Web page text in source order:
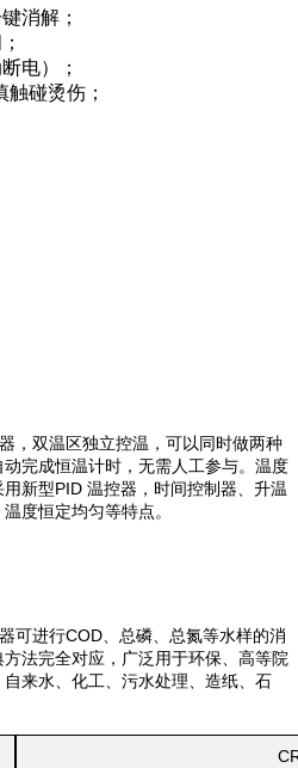
消解；
电）；
触碰烫伤；
，双温区独立控温，可以同时做两种
完成恒温计时，无需人工参与。温度
新型PID 温控器，时间控制器、升温
度恒定均匀等特点。
可进行COD、总磷、总氮等水样的消
法完全对应，广泛用于环保、高等院
来水、化工、污水处理、造纸、石